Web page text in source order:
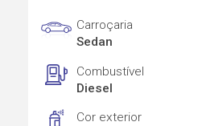
Carroçaria
Sedan
Combustível
Diesel
Cor exterior